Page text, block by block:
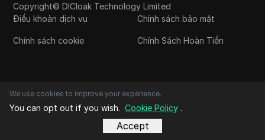
Copyright© DICloak Technology Limited
Điều khoản dịch vụ
Chính sách bảo mật
Chính sách cookie Chính Sách Hoàn Tiền
We use cookies to improve your experience.
You can opt out if you wish. Cookie Policy .
Accept